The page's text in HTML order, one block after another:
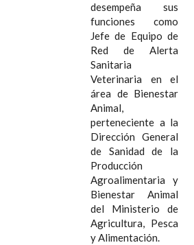
desempeña sus
funciones como
Jefe de Equipo de
Red de Alerta
Sanitaria
Veterinaria en el
área de Bienestar
Animal,
perteneciente a la
Dirección General
de Sanidad de la
Producción
Agroalimentaria y
Bienestar Animal
del Ministerio de
Agricultura, Pesca
y Alimentación.